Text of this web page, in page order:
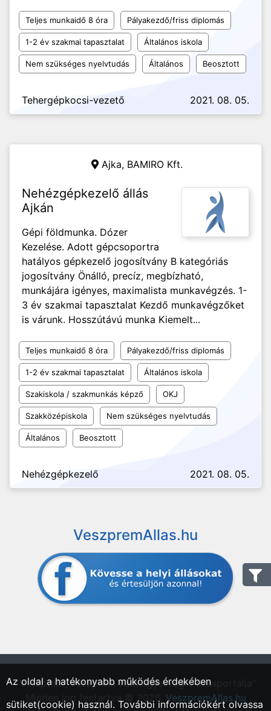
Teljes munkaidő 8 óra Pályakezdő/friss diplomás
1-2 év szakmai tapasztalat Általános iskola
Nem szükséges nyelvtudás Általános Beosztott
Tehergépkocsi-vezető 2021. 08. 05.
Ajka, BAMIRO Kft.
Nehézgépkezelő állás
Ajkán
Gépi földmunka. Dózer
Kezelése. Adott gépcsoportra
hatályos gépkezelő jogosítvány B kategóriás
jogosítvány Önálló, precíz, megbízható,
munkájára igényes, maximalista munkavégzés. 1-
3 év szakmai tapasztalat Kezdő munkavégzőket
is várunk. Hosszútávú munka Kiemelt...
Teljes munkaidő 8 óra Pályakezdő/friss diplomás
1-2 év szakmai tapasztalat Általános iskola
Szakiskola / szakmunkás képző OKJ
Szakközépiskola Nem szükséges nyelvtudás
Általános Beosztott
Nehézgépkezelő 2021. 08. 05.
VeszpremAllas.hu
"Veszprém, Veszprém vármegyei régió állásportálja"
Minden jog fentartva © 2026. VeszpremAllas.hu
Az oldal a hatékonyabb működés érdekében
sütiket(cookie) használ. További információkért olvassa